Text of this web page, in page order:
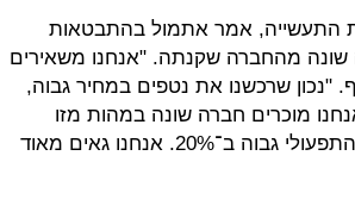
התעשייה, אמר אתמול בהתבטאות
שונה מהחברה שקנתה. "אנחנו משאירים
"נכון שרכשנו את נטפים במחיר גבוה,
מוכרים חברה שונה במהות מזו
שקיבלנו. ההכנסות גבוהות ב־10% והרווח התפעולי גבוה ב־20%. אנחנו גאים מאוד